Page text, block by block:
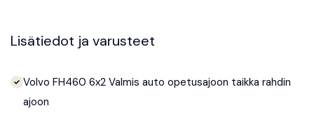
Lisätiedot ja varusteet
Volvo FH460 6x2 Valmis auto opetusajoon taikka rahdin
ajoon